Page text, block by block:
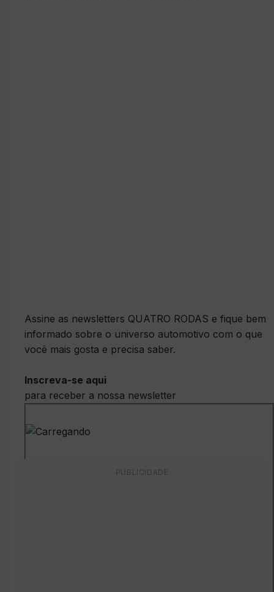
Assine as newsletters QUATRO RODAS e fique bem
informado sobre o universo automotivo com o que
você mais gosta e precisa saber.
Inscreva-se aqui
para receber a nossa newsletter